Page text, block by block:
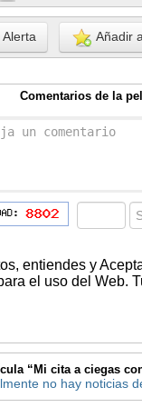
Añadir
Comentarios de la
entiendes y
el uso del Web.
“Mi cita a ciegas
no hay noticias